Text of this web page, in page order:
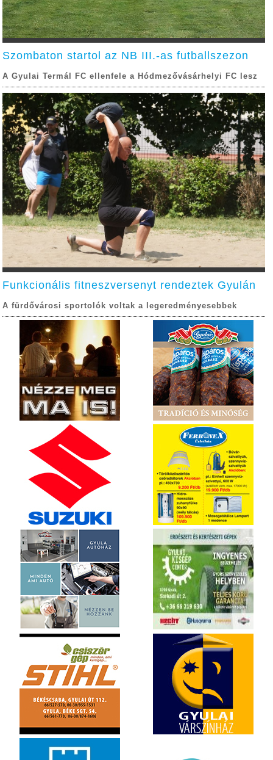
Szombaton startol az NB III.-as futballszezon
A Gyulai Termál FC ellenfele a Hódmezővásárhelyi FC lesz
Funkcionális fitneszversenyt rendeztek Gyulán
A fürdővárosi sportolók voltak a legeredményesebbek